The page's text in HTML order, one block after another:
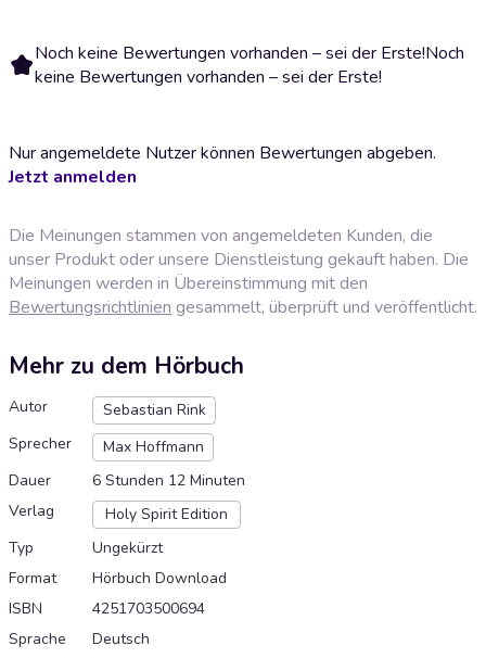
Noch keine Bewertungen vorhanden – sei der Erste!Noch
keine Bewertungen vorhanden – sei der Erste!
Nur angemeldete Nutzer können Bewertungen abgeben.
Jetzt anmelden
Die Meinungen stammen von angemeldeten Kunden, die
unser Produkt oder unsere Dienstleistung gekauft haben. Die
Meinungen werden in Übereinstimmung mit den
Bewertungsrichtlinien gesammelt, überprüft und veröffentlicht.
Mehr zu dem Hörbuch
Autor
Sebastian Rink
Sprecher
Max Hoffmann
Dauer
6 Stunden 12 Minuten
Verlag
Holy Spirit Edition
Typ
Ungekürzt
Format
Hörbuch Download
ISBN
4251703500694
Sprache
Deutsch